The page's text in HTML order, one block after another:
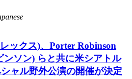
ックス)、Porter Robinson
ンソン) らと共に米シアトル
ャル野外公演の開催が決定